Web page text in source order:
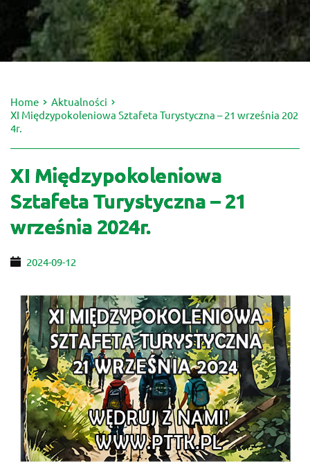
Home
Aktualności
XI Międzypokoleniowa Sztafeta Turystyczna – 21 września 202
4r.
XI Międzypokoleniowa
Sztafeta Turystyczna – 21
września 2024r.
2024-09-12